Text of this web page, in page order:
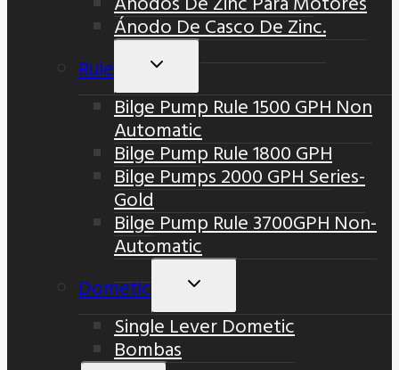
Ánodo De Casco De Zinc.
Rule
Alternar
Hijo
Bilge Pump Rule 1500 GPH Non
Automatic
Bilge Pump Rule 1800 GPH
Bilge Pumps 2000 GPH Series-
Gold
Bilge Pump Rule 3700GPH Non-
Automatic
Dometic
Alternar
Hijo
Single Lever Dometic
Bombas